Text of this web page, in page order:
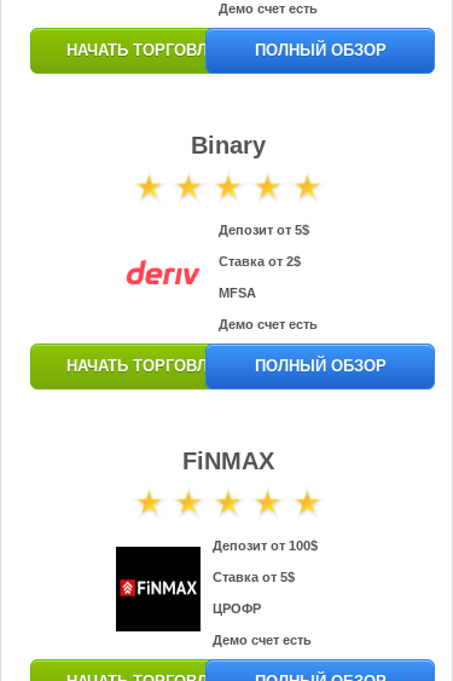
Демо счет есть
НАЧАТЬ ТОРГОВЛЮ ПОЛНЫЙ ОБЗОР
Binary
Депозит от 5$
Ставка от 2$
MFSA
Демо счет есть
НАЧАТЬ ТОРГОВЛЮ ПОЛНЫЙ ОБЗОР
FiNMAX
Депозит от 100$
Ставка от 5$
ЦРОФР
Демо счет есть